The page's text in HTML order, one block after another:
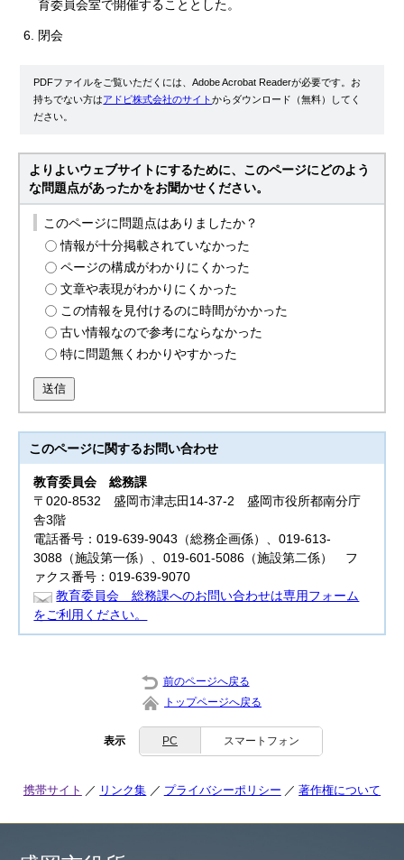
育委員会室で開催することとした。
閉会
PDFファイルをご覧いただくには、Adobe Acrobat Readerが必要です。お
持ちでない方はアドビ株式会社のサイトからダウンロード（無料）してく
ださい。
よりよいウェブサイトにするために、このページにどのよう
な問題点があったかをお聞かせください。
このページに問題点はありましたか？
情報が十分掲載されていなかった
ページの構成がわかりにくかった
文章や表現がわかりにくかった
この情報を見付けるのに時間がかかった
古い情報なので参考にならなかった
特に問題無くわかりやすかった
送信
このページに関するお問い合わせ
教育委員会総務課
〒020-8532 盛岡市津志田14-37-2 盛岡市役所都南分庁
舎3階
電話番号：019-639-9043（総務企画係）、019-613-
3088（施設第一係）、019-601-5086（施設第二係） フ
ァクス番号：019-639-9070
教育委員会 総務課へのお問い合わせは専用フォーム
をご利用ください。
前のページへ戻る
トップページへ戻る
表示 PC スマートフォン
携帯サイト リンク集 プライバシーポリシー 著作権について